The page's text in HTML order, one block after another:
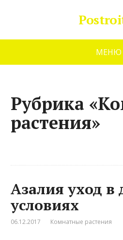
МЕНЮ
Рубрика
растения»
Азалия уход
условиях
06.12.2017 Комнатные растения